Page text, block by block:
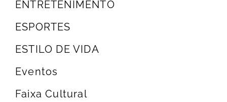
ENTRETENIMENTO
ESPORTES
ESTILO DE VIDA
Eventos
Faixa Cultural